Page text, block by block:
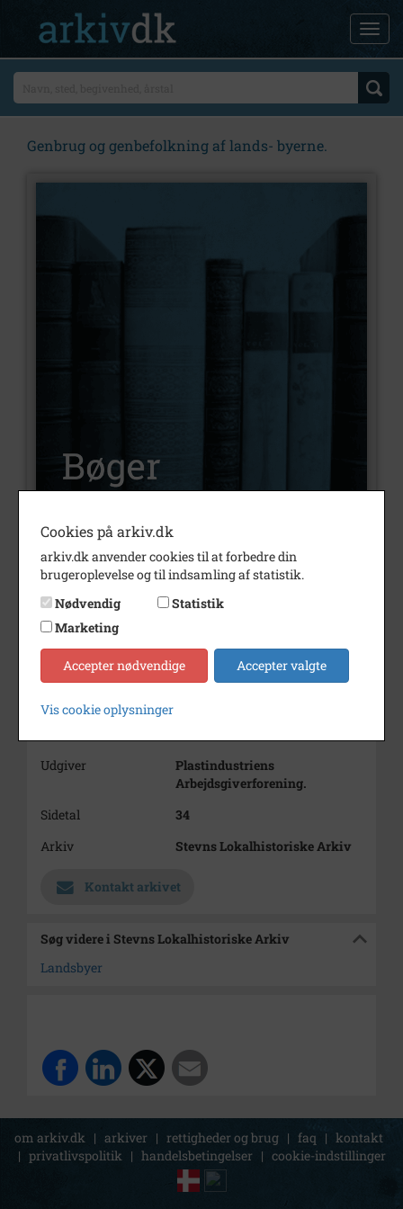
Genbrug og genbefolkning af lands- byerne.
Nummer
H1930
Illustrationer
Forfatter(e)
Richard G. Nielsen
Indholdsnote
Debathæfte om landsbyernes
Udgiver
Plastindustriens
Arbejdsgiverforening.
Sidetal
34
Arkiv
Stevns Lokalhistoriske Arkiv
Kontakt arkivet
Søg videre i Stevns Lokalhistoriske Arkiv
Landsbyer
om arkiv.dk | arkiver | rettigheder og brug | faq | kontakt
| privatlivspolitik | handelsbetingelser | cookie-indstillinger
Cookies på arkiv.dk
arkiv.dk anvender cookies til at forbedre din
brugeroplevelse og til indsamling af statistik.
Nødvendig
Statistik
Marketing
Accepter nødvendige Accepter valgte
Vis cookie oplysninger